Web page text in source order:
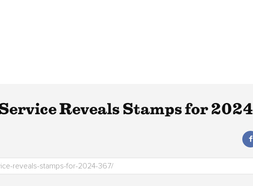
Reveals Stamps for 2024